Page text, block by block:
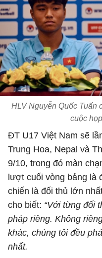
HLV Nguyễn Quốc Tuấn
cuộc
ĐT U17 Việt Nam sẽ
Trung Hoa, Nepal và
9/10, trong đó màn
lượt cuối vòng bảng là
chiến là đối thủ lớn
cho biết: “Với từng đối
pháp riêng. Không
khác, chúng tôi đều
nhất.